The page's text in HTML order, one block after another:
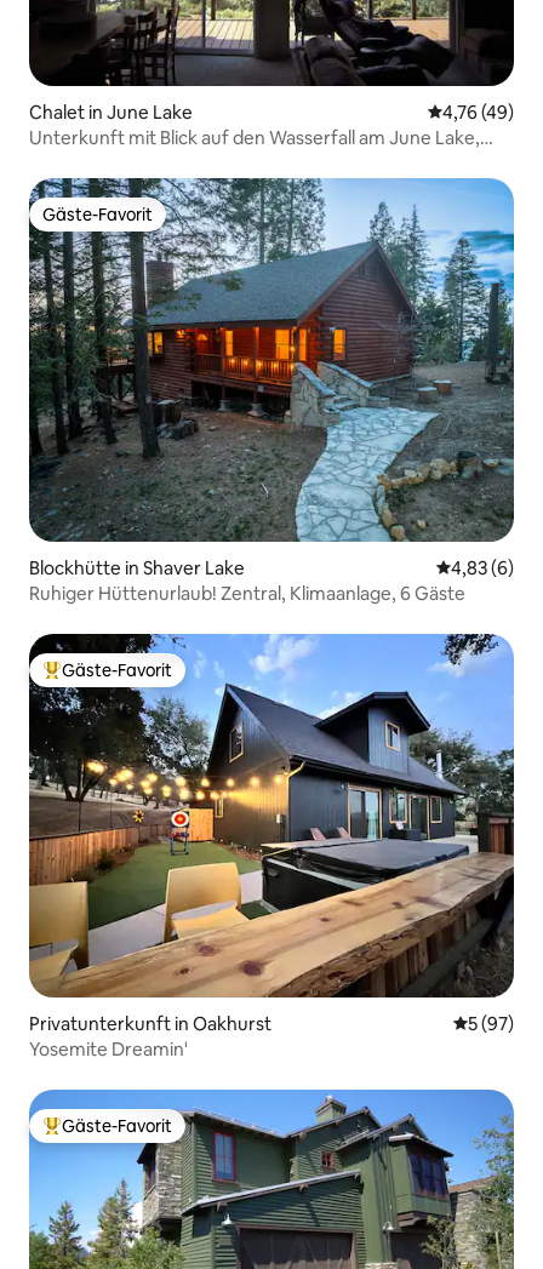
Chalet in June Lake
4,76 (49)
Unterkunft mit Blick auf den Wasserfall am June Lake,
Gäste-Favorit
Gäste-Favorit
Blockhütte in Shaver Lake
4,83 (6)
Ruhiger Hüttenurlaub! Zentral, Klimaanlage, 6 Gäste
Beliebter Gäste-Favorit.
Gäste-Favorit
Privatunterkunft in Oakhurst
5 (97)
Yosemite Dreamin'
Beliebter Gäste-Favorit.
Gäste-Favorit